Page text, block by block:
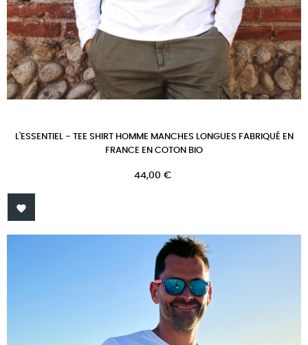
L'ESSENTIEL - TEE SHIRT HOMME MANCHES LONGUES FABRIQUÉ EN
FRANCE EN COTON BIO
Prix
44,00 €
